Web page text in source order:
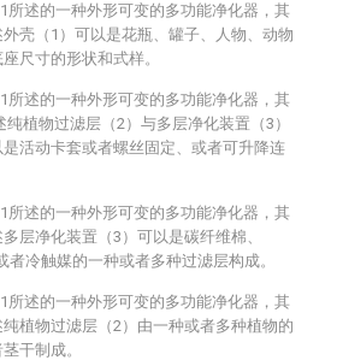
所述的一种外形可变的多功能净化器，其
壳（1）可以是花瓶、罐子、人物、动物
尺寸的形状和式样。
所述的一种外形可变的多功能净化器，其
植物过滤层（2）与多层净化装置（3）
活动卡套或者螺丝固定、或者可升降连
所述的一种外形可变的多功能净化器，其
层净化装置（3）可以是碳纤维棉、
者冷触媒的一种或者多种过滤层构成。
所述的一种外形可变的多功能净化器，其
植物过滤层（2）由一种或者多种植物的
干制成。